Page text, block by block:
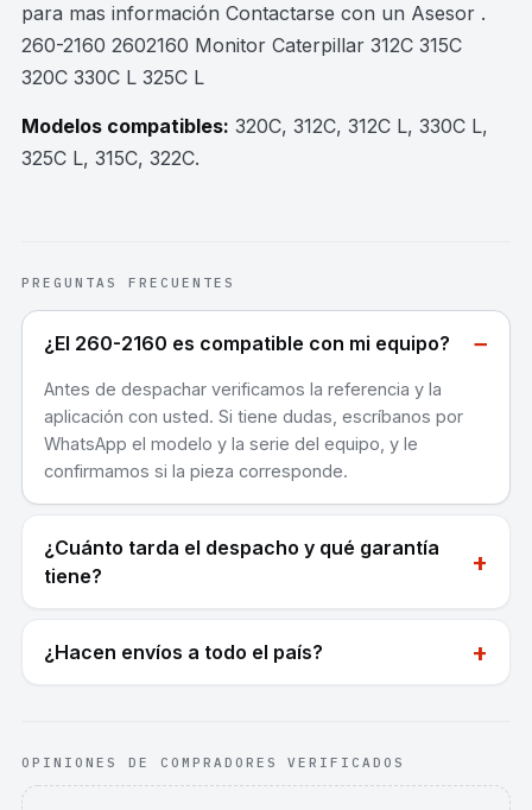
para mas información Contactarse con un Asesor .
260-2160 2602160 Monitor Caterpillar 312C 315C
320C 330C L 325C L
Modelos compatibles: 320C, 312C, 312C L, 330C L,
325C L, 315C, 322C.
PREGUNTAS FRECUENTES
¿El 260-2160 es compatible con mi equipo? −
Antes de despachar verificamos la referencia y la
aplicación con usted. Si tiene dudas, escríbanos por
WhatsApp el modelo y la serie del equipo, y le
confirmamos si la pieza corresponde.
¿Cuánto tarda el despacho y qué garantía
tiene?
+
¿Hacen envíos a todo el país? +
OPINIONES DE COMPRADORES VERIFICADOS